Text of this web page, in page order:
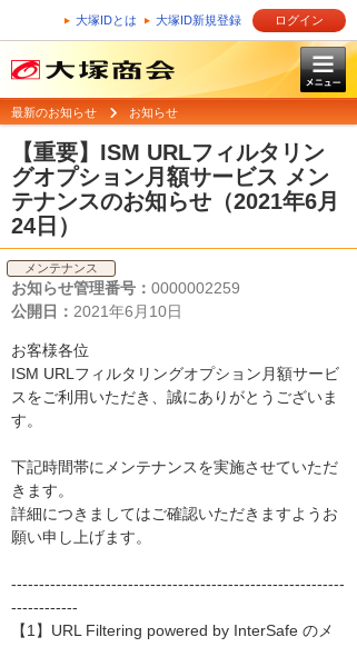
大塚IDとは 大塚ID新規登録 ログイン
最新のお知らせ お知らせ
【重要】ISM URLフィルタリン
グオプション月額サービス メン
テナンスのお知らせ（2021年6月
24日）
メンテナンス
お知らせ管理番号： 0000002259
公開日： 2021年6月10日
お客様各位
ISM URLフィルタリングオプション月額サービ
スをご利用いただき、誠にありがとうございま
す。
下記時間帯にメンテナンスを実施させていただ
きます。
詳細につきましてはご確認いただきますようお
願い申し上げます。
------------------------------------------------------------
------------
【1】URL Filtering powered by InterSafe のメ